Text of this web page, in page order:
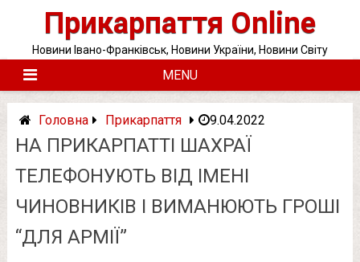
Прикарпаття Online
Новини Івано-Франківськ, Новини України, Новини Світу
MENU
Головна Прикарпаття 9.04.2022
НА ПРИКАРПАТТІ ШАХРАЇ
ТЕЛЕФОНУЮТЬ ВІД ІМЕНІ
ЧИНОВНИКІВ І ВИМАНЮЮТЬ ГРОШІ
“ДЛЯ АРМІЇ”